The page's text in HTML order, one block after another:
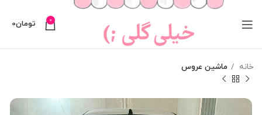
0 تومان0
خانه ماشین عروس